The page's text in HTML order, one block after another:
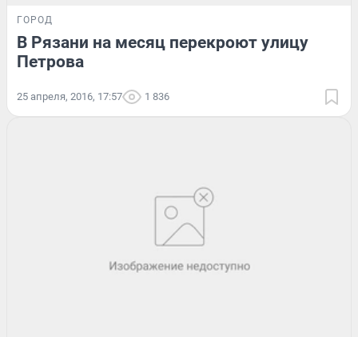
ГОРОД
В Рязани на месяц перекроют улицу
Петрова
25 апреля, 2016, 17:57 1 836